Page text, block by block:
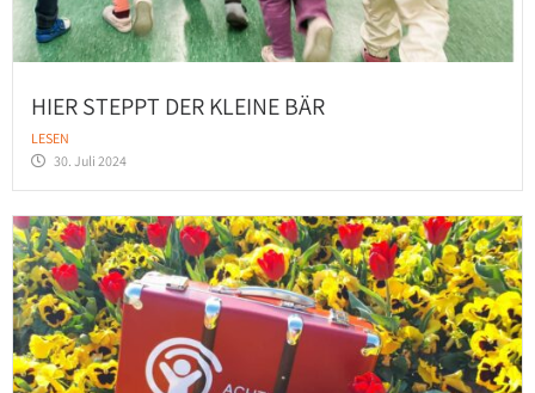
HIER STEPPT DER KLEINE BÄR
LESEN
30. Juli 2024